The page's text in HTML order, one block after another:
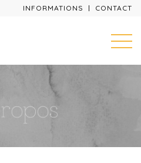
INFORMATIONS CONTACT